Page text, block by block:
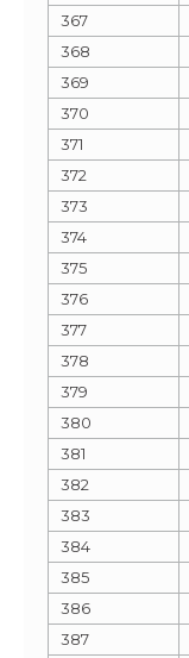
367
368
369
370
371
372
373
374
375
376
377
378
379
380
381
382
383
384
385
386
387